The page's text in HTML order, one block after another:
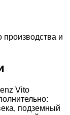
производства и
Vito
подземный